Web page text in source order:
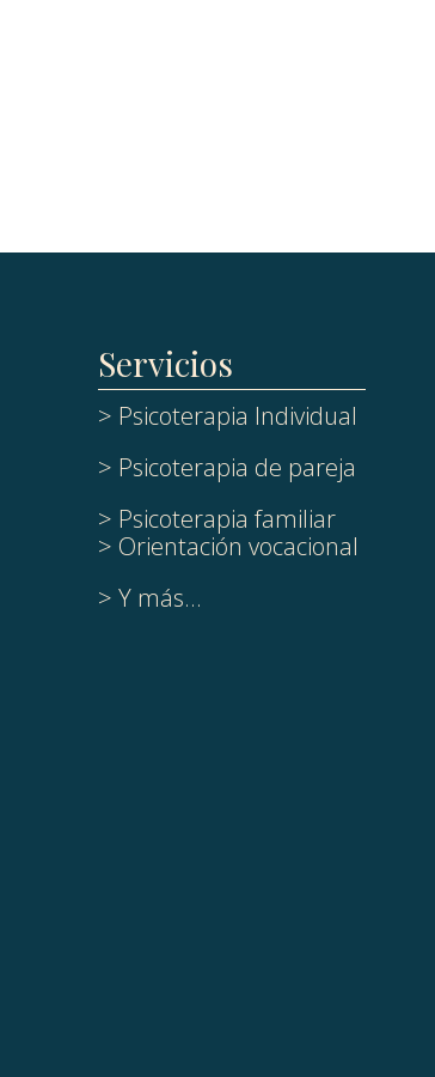
Servicios
> Psicoterapia Individual
> Psicoterapia de pareja
> Psicoterapia familiar
> Orientación vocacional
> Y más...